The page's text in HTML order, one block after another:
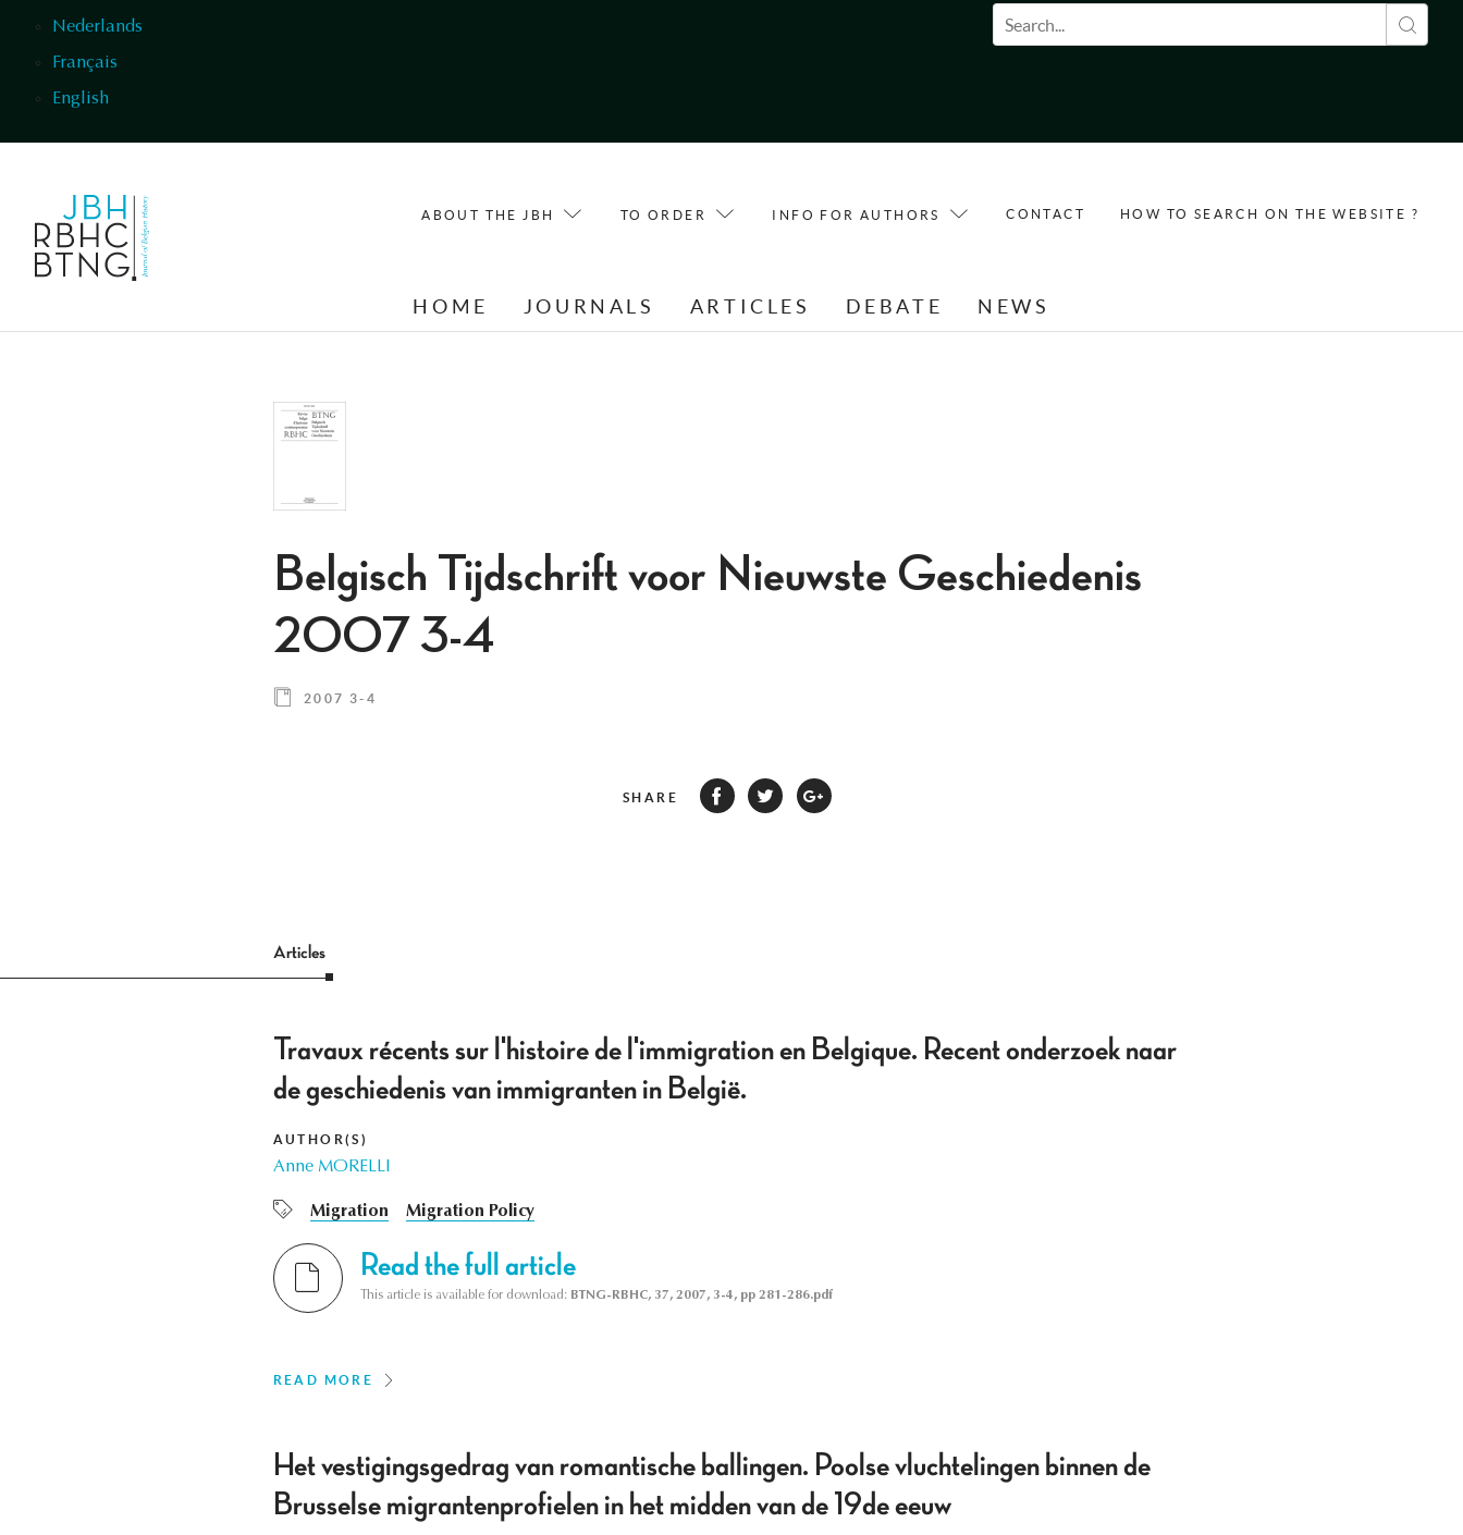
Nederlands
Français
English
Search form
ABOUT THE JBH TO ORDER INFO FOR AUTHORS CONTACT HOW TO SEARCH ON THE WEBSITE ?
HOME JOURNALS ARTICLES DEBATE NEWS
Belgisch Tijdschrift voor Nieuwste Geschiedenis
2007 3-4
2007 3-4
SHARE
Articles
Travaux récents sur l'histoire de l'immigration en Belgique. Recent onderzoek naar
de geschiedenis van immigranten in België.
AUTHOR(S)
Anne MORELLI
Migration Migration Policy
Read the full article
This article is available for download: BTNG-RBHC, 37, 2007, 3-4, pp 281-286.pdf
READ MORE
Het vestigingsgedrag van romantische ballingen. Poolse vluchtelingen binnen de
Brusselse migrantenprofielen in het midden van de 19de eeuw